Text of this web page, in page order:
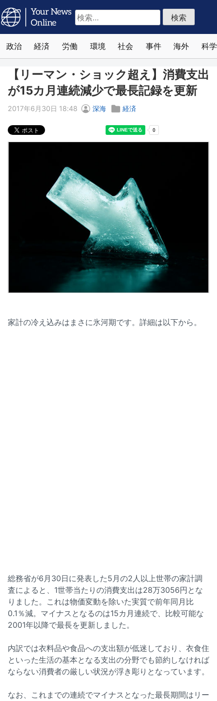
検
索:
政治 経済 労働 環境 社会 事件 海外 科学
【リーマン・ショック超え】消費支出
が15カ月連続減少で最長記録を更新
2017年6月30日 18:48 深海 経済
家計の冷え込みはまさに氷河期です。詳細は以下から。
総務省が6月30日に発表した5月の2人以上世帯の家計調
査によると、1世帯当たりの消費支出は28万3056円とな
りました。これは物価変動を除いた実質で前年同月比
0.1％減。マイナスとなるのは15カ月連続で、比較可能な
2001年以降で最長を更新しました。
内訳では衣料品や食品への支出額が低迷しており、衣食住
といった生活の基本となる支出の分野でも節約しなければ
ならない消費者の厳しい状況が浮き彫りとなっています。
なお、これまでの連続でマイナスとなった最長期間はリー